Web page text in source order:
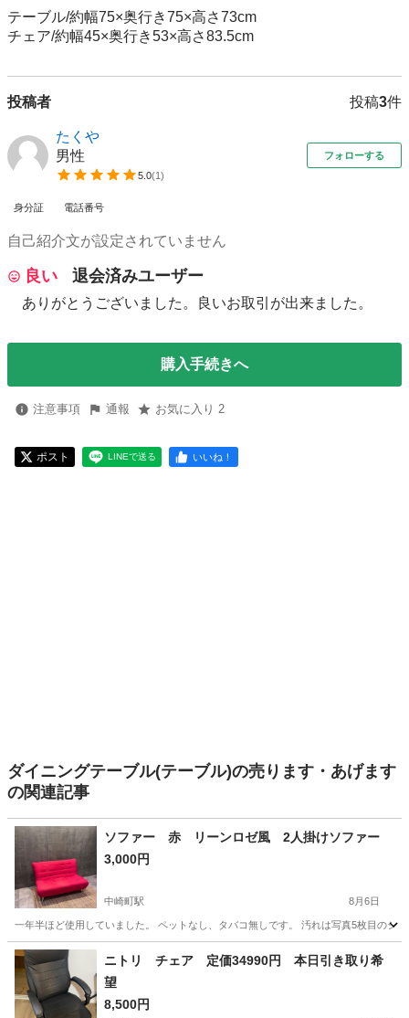
テーブル/約幅75×奥行き75×高さ73cm
投稿者 投稿3件
たくや
男性
5.0(1)
フォローする
身分証 電話番号
自己紹介文が設定されていません
良い 退会済みユーザー
ありがとうございました。良いお取引が出来ました。
購入手続きへ
注意事項 通報 お気に入り 2
ポスト LINEで送る いいね！
ダイニングテーブル(テーブル)の売ります・あげます
の関連記事
ソファー 赤 リーンロゼ風 2人掛けソファー
3,000円
中崎町駅 8月6日
一年半ほど使用していました。 ペットなし、タバコ無しです。 汚れは写真5枚目のシ
大阪 大阪市 中崎町駅 ソファ
ニトリ チェア 定価34990円 本日引き取り希
望
8,500円